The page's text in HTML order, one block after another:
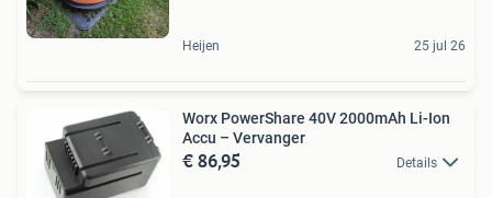
Heijen 25 jul 26
Worx PowerShare 40V 2000mAh Li-Ion
Accu – Vervanger
€ 86,95 Details